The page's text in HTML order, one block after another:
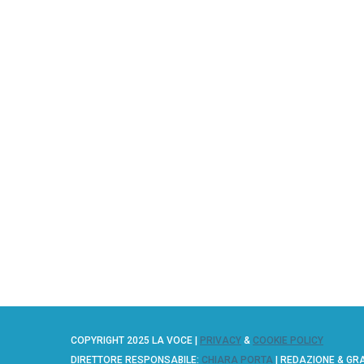
COPYRIGHT 2025 LA VOCE | PRIVACY & COOKIE POLICY
DIRETTORE RESPONSABILE: CHIARA PORTA | REDAZIONE &